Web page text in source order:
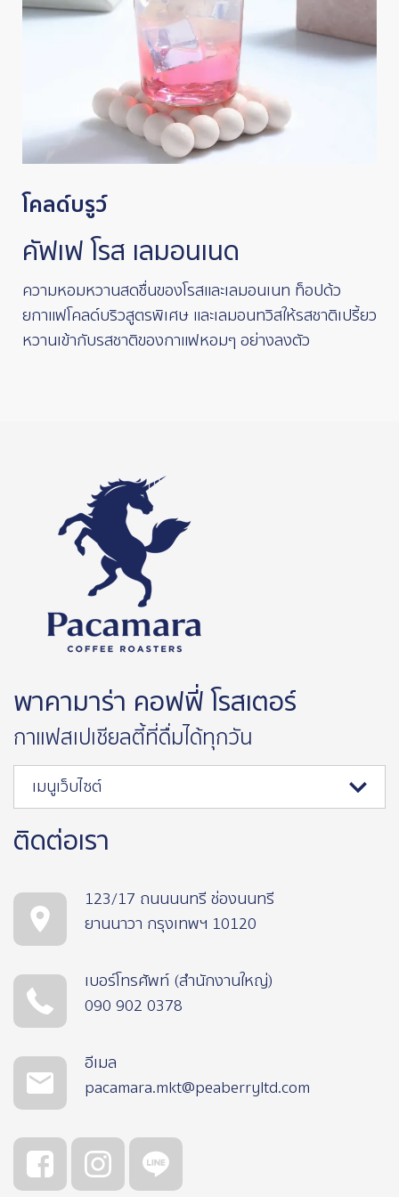
โคลด์บรูว์
คัฟเฟ โรส เลมอนเนด
ความหอมหวานสดชื่นของโรสและเลมอนเนท ท็อปด้ว
ยกาแฟโคลด์บริวสูตรพิเศษ และเลมอนทวิสให้รสชาติเปรี้ยว
หวานเข้ากับรสชาติของกาแฟหอมๆ อย่างลงตัว
พาคามาร่า คอฟฟี่ โรสเตอร์
กาแฟสเปเชียลตี้ที่ดื่มได้ทุกวัน
เมนูเว็บไซต์
ติดต่อเรา
123/17 ถนนนนทรี ช่องนนทรี
ยานนาวา กรุงเทพฯ 10120
เบอร์โทรศัพท์ (สำนักงานใหญ่)
090 902 0378
อีเมล
pacamara.mkt@peaberryltd.com